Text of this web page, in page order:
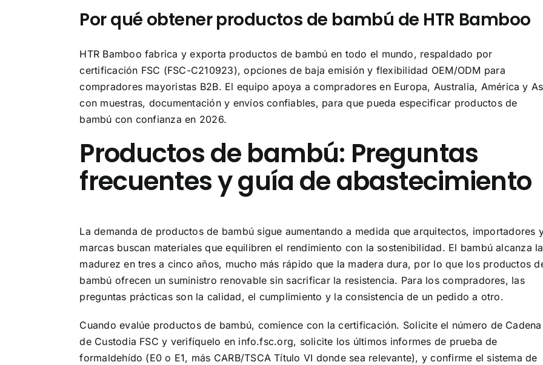
Por qué obtener productos de bambú de HTR Bamboo
HTR Bamboo fabrica y exporta productos de bambú en todo el mundo, respaldado por
certificación FSC (FSC-C210923), opciones de baja emisión y flexibilidad OEM/ODM para
compradores mayoristas B2B. El equipo apoya a compradores en Europa, Australia, América y
con muestras, documentación y envíos confiables, para que pueda especificar productos de
bambú con confianza en 2026.
Productos de bambú: Preguntas
frecuentes y guía de abastecimiento
La demanda de productos de bambú sigue aumentando a medida que arquitectos, importadores
marcas buscan materiales que equilibren el rendimiento con la sostenibilidad. El bambú alcanza la
madurez en tres a cinco años, mucho más rápido que la madera dura, por lo que los productos
bambú ofrecen un suministro renovable sin sacrificar la resistencia. Para los compradores, las
preguntas prácticas son la calidad, el cumplimiento y la consistencia de un pedido a otro.
Cuando evalúe productos de bambú, comience con la certificación. Solicite el número de Cadena
de Custodia FSC y verifíquelo en info.fsc.org, solicite los últimos informes de prueba de
formaldehído (E0 o E1, más CARB/TSCA Título VI donde sea relevante), y confirme el sistema de